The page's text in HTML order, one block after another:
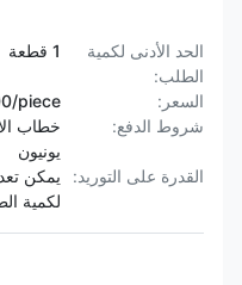
الحد الأدنى لكمية
الطلب:
1 قطعة
السعر:
200/piece
شروط الدفع:
يونيون
القدرة على التوريد:
يمكن تعديل
لكمية الطلب.